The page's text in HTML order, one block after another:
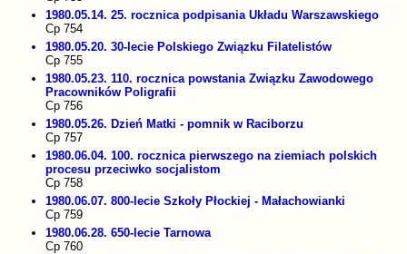
1980.05.14. 25. rocznica podpisania Układu Warszawskiego
Cp 754
1980.05.20. 30-lecie Polskiego Związku Filatelistów
Cp 755
1980.05.23. 110. rocznica powstania Związku Zawodowego
Pracowników Poligrafii
Cp 756
1980.05.26. Dzień Matki - pomnik w Raciborzu
Cp 757
1980.06.04. 100. rocznica pierwszego na ziemiach polskich
procesu przeciwko socjalistom
Cp 758
1980.06.07. 800-lecie Szkoły Płockiej - Małachowianki
Cp 759
1980.06.28. 650-lecie Tarnowa
Cp 760